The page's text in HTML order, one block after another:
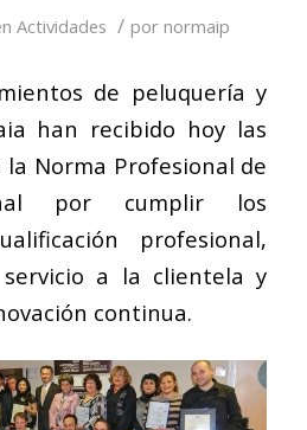
Actividades / pornormaip
de peluquería y
han recibido hoy las
Norma Profesional de
por cumplir los
profesional,
a la clientela y
continua.